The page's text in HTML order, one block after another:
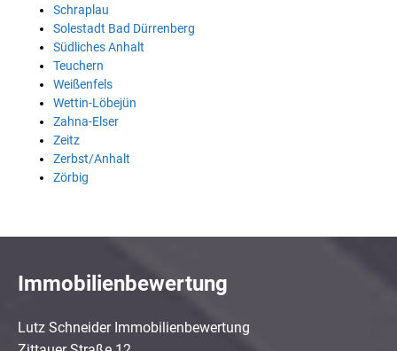
Schraplau
Solestadt Bad Dürrenberg
Südliches Anhalt
Teuchern
Weißenfels
Wettin-Löbejün
Zahna-Elser
Zeitz
Zerbst/Anhalt
Zörbig
Immobilienbewertung
Lutz Schneider Immobilienbewertung